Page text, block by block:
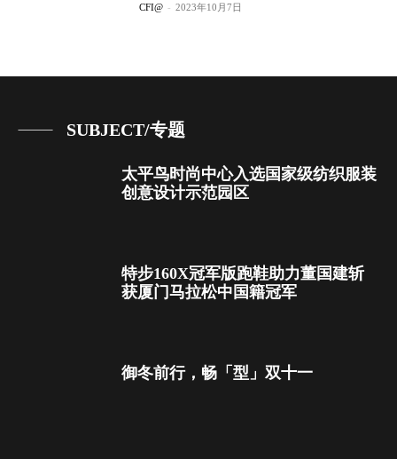
CFI@ - 2023年10月7日
SUBJECT/专题
太平鸟时尚中心入选国家级纺织服装
创意设计示范园区
特步160X冠军版跑鞋助力董国建斩
获厦门马拉松中国籍冠军
御冬前行，畅「型」双十一